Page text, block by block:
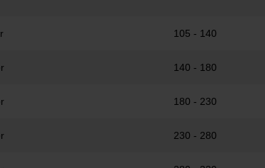
105 - 140
140 - 180
180 - 230
230 - 280